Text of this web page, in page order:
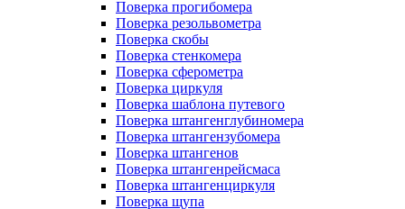
Поверка прогибомера
Поверка резольвометра
Поверка скобы
Поверка стенкомера
Поверка сферометра
Поверка циркуля
Поверка шаблона путевого
Поверка штангенглубиномера
Поверка штангензубомера
Поверка штангенов
Поверка штангенрейсмаса
Поверка штангенциркуля
Поверка щупа